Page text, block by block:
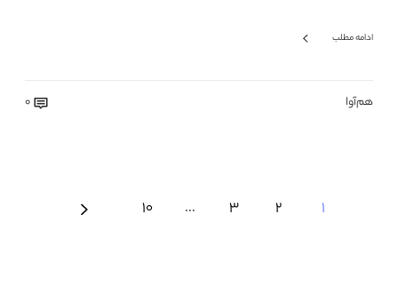
ادامه مطلب
هم‌آوا 0
1
2
3
…
10